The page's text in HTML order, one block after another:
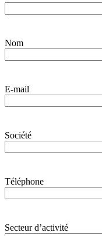
Nom
E-mail
Société
Téléphone
Secteur d’activité